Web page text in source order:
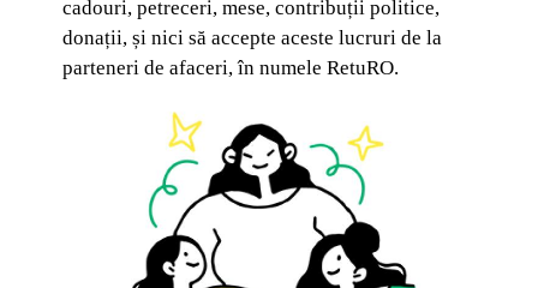
cadouri, petreceri, mese, contribuții politice,
donații, și nici să accepte aceste lucruri de la
parteneri de afaceri, în numele RetuRO.